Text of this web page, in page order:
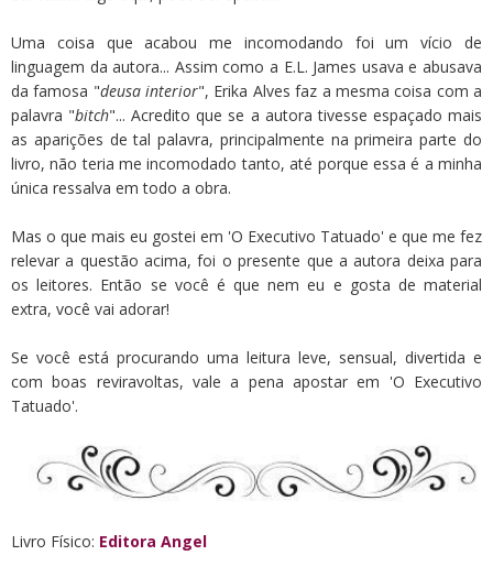
Uma coisa que acabou me incomodando foi um vício de
linguagem da autora... Assim como a E.L. James usava e abusava
da famosa "deusa interior", Erika Alves faz a mesma coisa com a
palavra "bitch"... Acredito que se a autora tivesse espaçado mais
as aparições de tal palavra, principalmente na primeira parte do
livro, não teria me incomodado tanto, até porque essa é a minha
única ressalva em todo a obra.
Mas o que mais eu gostei em 'O Executivo Tatuado' e que me fez
relevar a questão acima, foi o presente que a autora deixa para
os leitores. Então se você é que nem eu e gosta de material
extra, você vai adorar!
Se você está procurando uma leitura leve, sensual, divertida e
com boas reviravoltas, vale a pena apostar em 'O Executivo
Tatuado'.
Livro Físico: Editora Angel